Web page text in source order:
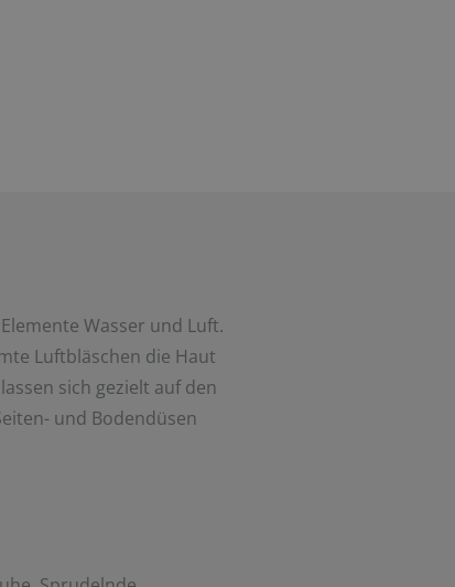
Wasser und Luft.
Luftbläschen die Haut
sich gezielt auf den
und Bodendüsen